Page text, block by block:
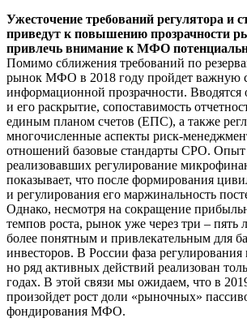
Ужесточение требований регулятора и
приведут к повышению прозрачности
привлечь внимание к МФО
Помимо сближения требований по
рынок МФО в 2018 году пройдет важную
информационной прозрачности. Вводятся
и его раскрытие, сопоставимость
единым планом счетов (ЕПС), а также
многочисленные аспекты риск-
отношений базовые стандарты СРО. Опыт
реализовавших регулирование
показывает, что после формирования
и регулирования его маржинальность
Однако, несмотря на сокращение
темпов роста, рынок уже через три – пять
более понятным и привлекательным для
инвесторов. В России фаза регулирования
но ряд активных действий реализован
годах. В этой связи мы ожидаем, что в
произойдет рост доли «рыночных»
фондирования МФО.